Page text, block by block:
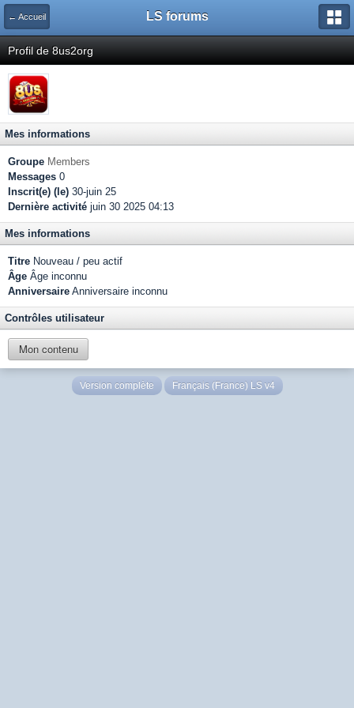
← Accueil LS forums
Profil de 8us2org
Mes informations
Groupe Members
Messages 0
Inscrit(e) (le) 30-juin 25
Dernière activité juin 30 2025 04:13
Mes informations
Titre Nouveau / peu actif
Âge Âge inconnu
Anniversaire Anniversaire inconnu
Contrôles utilisateur
Mon contenu
Version complète Français (France) LS v4